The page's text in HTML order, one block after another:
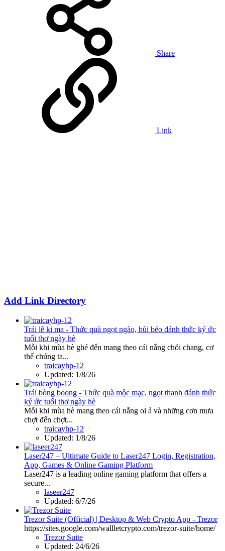
Share
Link
Add Link Directory
Trái lê ki ma - Thức quà ngọt ngào, bùi béo đánh thức ký ức
tuổi thơ ngày hè
Mỗi khi mùa hè ghé đến mang theo cái nắng chói chang, cơ
thể chúng ta...
traicayhp-12
Updated: 1/8/26
Trái bòng boong - Thức quà mộc mạc, ngọt thanh đánh thức
ký ức tuổi thơ ngày hè
Mỗi khi mùa hè mang theo cái nắng oi ả và những cơn mưa
chợt đến chợt...
traicayhp-12
Updated: 1/8/26
Laser247 – Ultimate Guide to Laser247 Login, Registration,
App, Games & Online Gaming Platform
Laser247 is a leading online gaming platform that offers a
secure...
laseer247
Updated: 6/7/26
Trezor Suite (Official) | Desktop & Web Crypto App - Trezor
https://sites.google.com/wallletcrypto.com/trezor-suite/home/
Trezor Suite
Updated: 24/6/26